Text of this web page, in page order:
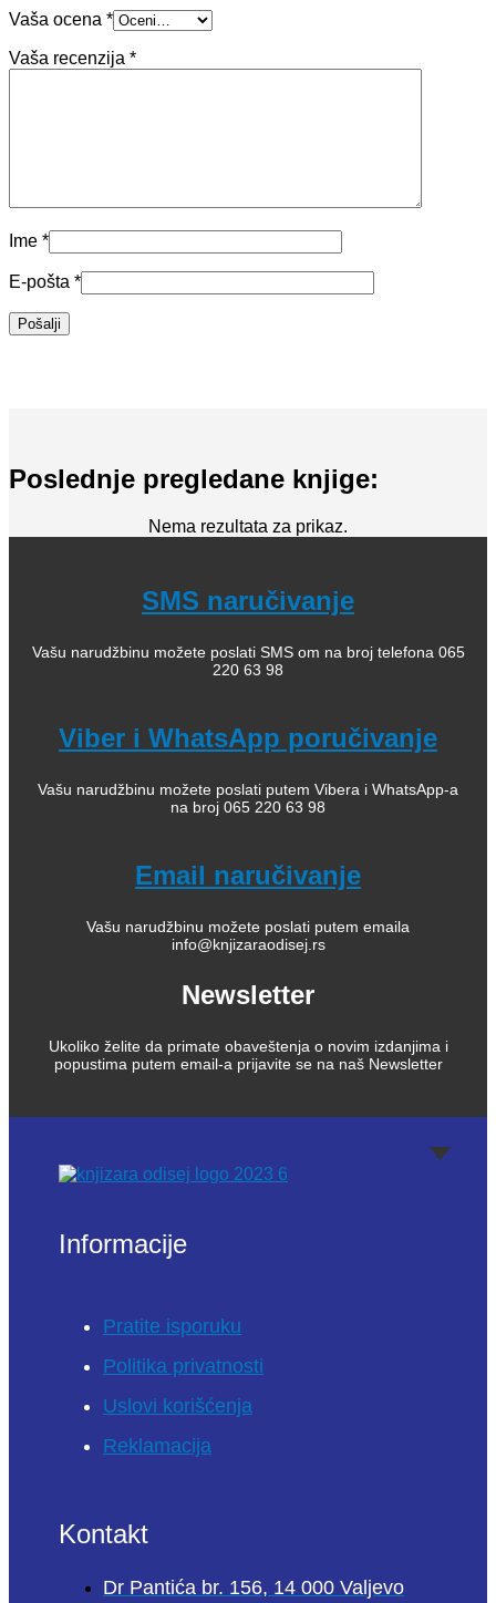
Vaša ocena *
Vaša recenzija *
Ime *
E-pošta *
Poslednje pregledane knjige:
Nema rezultata za prikaz.
SMS naručivanje
Vašu narudžbinu možete poslati SMS om na broj telefona 065
220 63 98
Viber i WhatsApp poručivanje
Vašu narudžbinu možete poslati putem Vibera i WhatsApp-a
na broj 065 220 63 98
Email naručivanje
Vašu narudžbinu možete poslati putem emaila
info@knjizaraodisej.rs
Newsletter
Ukoliko želite da primate obaveštenja o novim izdanjima i
popustima putem email-a prijavite se na naš Newsletter
Informacije
Pratite isporuku
Politika privatnosti
Uslovi korišćenja
Reklamacija
Kontakt
Dr Pantića br. 156, 14 000 Valjevo